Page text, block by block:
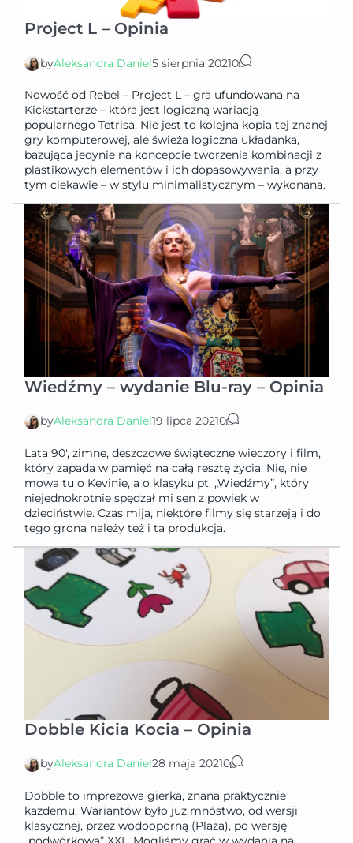
Project L – Opinia
byAleksandra Daniel5 sierpnia 20210
Nowość od Rebel – Project L – gra ufundowana na
Kickstarterze – która jest logiczną wariacją
popularnego Tetrisa. Nie jest to kolejna kopia tej znanej
gry komputerowej, ale świeża logiczna układanka,
bazująca jedynie na koncepcie tworzenia kombinacji z
plastikowych elementów i ich dopasowywania, a przy
tym ciekawie – w stylu minimalistycznym – wykonana.
Wiedźmy – wydanie Blu-ray – Opinia
byAleksandra Daniel19 lipca 20210
Lata 90′, zimne, deszczowe świąteczne wieczory i film,
który zapada w pamięć na całą resztę życia. Nie, nie
mowa tu o Kevinie, a o klasyku pt. „Wiedźmy”, który
niejednokrotnie spędzał mi sen z powiek w
dzieciństwie. Czas mija, niektóre filmy się starzeją i do
tego grona należy też i ta produkcja.
Dobble Kicia Kocia – Opinia
byAleksandra Daniel28 maja 20210
Dobble to imprezowa gierka, znana praktycznie
każdemu. Wariantów było już mnóstwo, od wersji
klasycznej, przez wodooporną (Plaża), po wersję